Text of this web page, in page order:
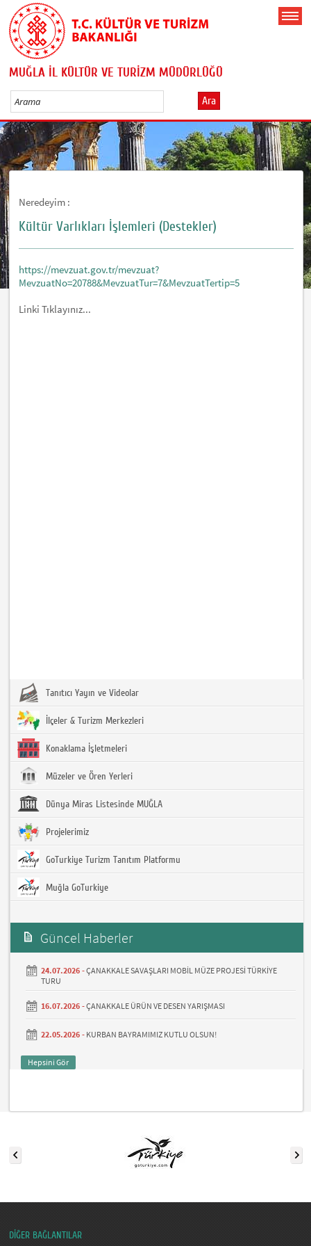
MUĞLA İL KÜLTÜR VE TURİZM MÜDÜRLÜĞÜ
Ara
Neredeyim :
Kültür Varlıkları İşlemleri (Destekler)
https://mevzuat.gov.tr/mevzuat?
MevzuatNo=20788&MevzuatTur=7&MevzuatTertip=5
Linki Tıklayınız...
Tanıtıcı Yayın ve Videolar
İlçeler & Turizm Merkezleri
Konaklama İşletmeleri
Müzeler ve Ören Yerleri
Dünya Miras Listesinde MUĞLA
Projelerimiz
GoTurkiye Turizm Tanıtım Platformu
Muğla GoTurkiye
Güncel Haberler
24.07.2026 -ÇANAKKALE SAVAŞLARI MOBİL MÜZE PROJESİ TÜRKİYE
TURU
16.07.2026 -ÇANAKKALE ÜRÜN VE DESEN YARIŞMASI
22.05.2026 - KURBAN BAYRAMIMIZ KUTLU OLSUN!
Hepsini Gör
DİĞER BAĞLANTILAR